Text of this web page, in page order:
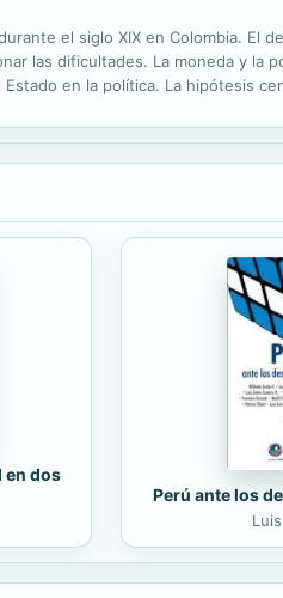
el siglo XIX en Colombia. El
las dificultades. La moneda y la
en la política. La hipótesis
en dos
Perú ante los